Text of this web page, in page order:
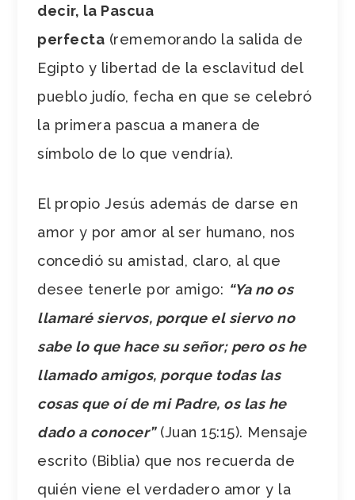
decir, la Pascua
perfecta (rememorando la salida de
Egipto y libertad de la esclavitud del
pueblo judío, fecha en que se celebró
la primera pascua a manera de
símbolo de lo que vendría).
El propio Jesús además de darse en
amor y por amor al ser humano, nos
concedió su amistad, claro, al que
desee tenerle por amigo: “Ya no os
llamaré siervos, porque el siervo no
sabe lo que hace su señor; pero os he
llamado amigos, porque todas las
cosas que oí de mi Padre, os las he
dado a conocer”(Juan 15:15). Mensaje
escrito (Biblia) que nos recuerda de
quién viene el verdadero amor y la